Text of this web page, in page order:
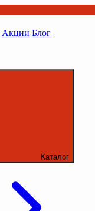
Акции Блог
Каталог